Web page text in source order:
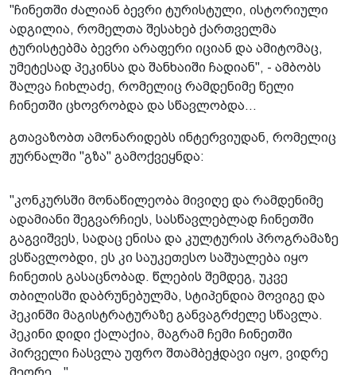
"ჩინეთში ძალიან ბევრი ტურისტული, ისტორიული
ადგილია, რომელთა შესახებ ქართველმა
ტურისტებმა ბევრი არაფერი იციან და ამიტომაც,
უმეტესად პეკინსა და შანხაიში ჩადიან", - ამბობს
შალვა ჩიხლაძე, რომელიც რამდენიმე წელი
ჩინეთში ცხოვრობდა და სწავლობდა...
გთავაზობთ ამონარიდებს ინტერვიუდან, რომელიც
ჟურნალში "გზა" გამოქვეყნდა:
"კონკურსში მონაწილეობა მივიღე და რამდენიმე
ადამიანი შეგვარჩიეს, სასწავლებლად ჩინეთში
გაგვიშვეს, სადაც ენისა და კულტურის პროგრამაზე
ვსწავლობდი, ეს კი საუკეთესო საშუალება იყო
ჩინეთის გასაცნობად. წლების შემდეგ, უკვე
თბილისში დაბრუნებულმა, სტიპენდია მოვიგე და
პეკინში მაგისტრატურაზე განვაგრძელე სწავლა.
პეკინი დიდი ქალაქია, მაგრამ ჩემი ჩინეთში
პირველი ჩასვლა უფრო შთამბეჭდავი იყო, ვიდრე